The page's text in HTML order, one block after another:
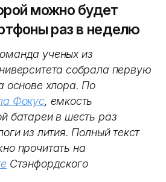
можно будет
раз в неделю
ученых из
собрала первую
основе хлора. По
Фокус, емкость
батареи в шесть раз
из лития. Полный текст
прочитать на
Стэнфордского